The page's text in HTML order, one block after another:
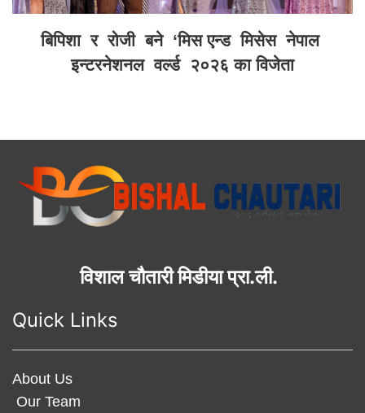
बिपिशा र रोजी बने ‘मिस एन्ड मिसेस नेपाल
इन्टरनेशनल वर्ल्ड २०२६ का विजेता
विशाल चौतारी मिडीया प्रा.ली.
Quick Links
About Us
Our Team